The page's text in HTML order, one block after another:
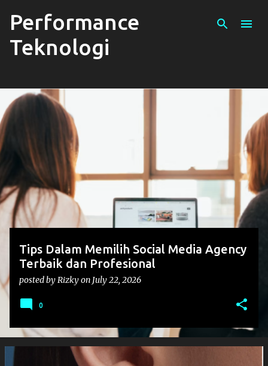
Performance
Teknologi
P
o
s
t
Tips Dalam Memilih Social Media Agency
Terbaik dan Profesional
posted byRizkyon July 22, 2026
0